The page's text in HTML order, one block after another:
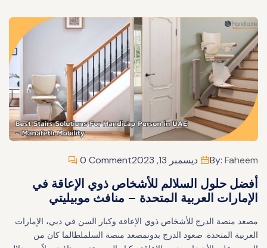
By: Faheem ديسمبر 13, 2023 0 Comment
أفضل حلول السلالم للأشخاص ذوي الإعاقة في
الإمارات العربية المتحدة – منافث موبيليتي
مصعد منصة الدرج للأشخاص ذوي الإعاقة وكبار السن في دبي، الإمارات
العربية المتحدة. صعود الدرج بدونمصعد منصة السلملطالما كان من